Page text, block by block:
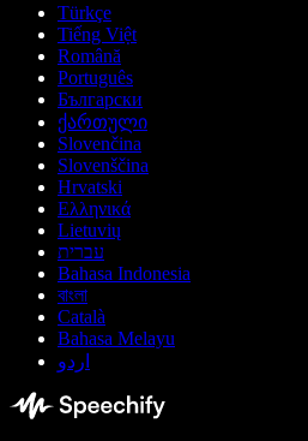
Türkçe
Tiếng Việt
Română
Português
Български
ქართული
Slovenčina
Slovenščina
Hrvatski
Ελληνικά
Lietuvių
עברית
Bahasa Indonesia
বাংলা
Català
Bahasa Melayu
اردو